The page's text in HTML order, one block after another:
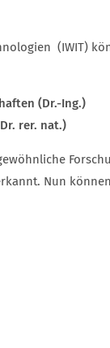
(IWIT)
(Dr.-Ing.)
rer. nat.)
Nun